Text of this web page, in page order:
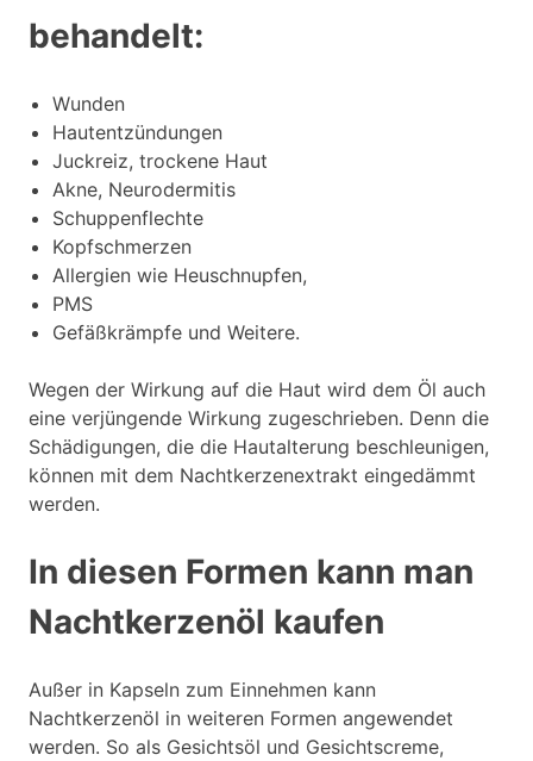
behandelt:
Wunden
Hautentzündungen
Juckreiz, trockene Haut
Akne, Neurodermitis
Schuppenflechte
Kopfschmerzen
Allergien wie Heuschnupfen,
PMS
Gefäßkrämpfe und Weitere.
Wegen der Wirkung auf die Haut wird dem Öl auch
eine verjüngende Wirkung zugeschrieben. Denn die
Schädigungen, die die Hautalterung beschleunigen,
können mit dem Nachtkerzenextrakt eingedämmt
werden.
In diesen Formen kann man
Nachtkerzenöl kaufen
Außer in Kapseln zum Einnehmen kann
Nachtkerzenöl in weiteren Formen angewendet
werden. So als Gesichtsöl und Gesichtscreme,